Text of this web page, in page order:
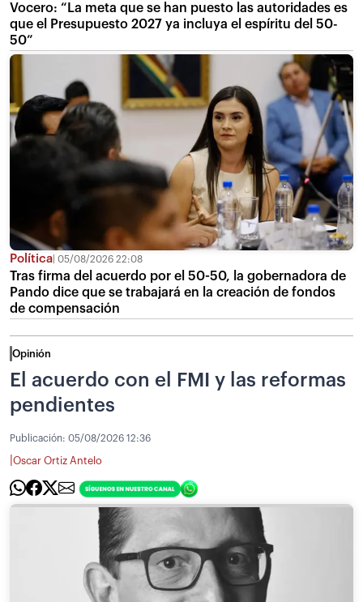
Vocero: “La meta que se han puesto las autoridades es
que el Presupuesto 2027 ya incluya el espíritu del 50-
50”
Política 05/08/2026 22:08
Tras firma del acuerdo por el 50-50, la gobernadora de
Pando dice que se trabajará en la creación de fondos
de compensación
Opinión
El acuerdo con el FMI y las reformas
pendientes
Publicación: 05/08/2026 12:36
Oscar Ortiz Antelo